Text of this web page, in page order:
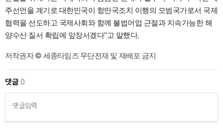
주선언을 계기로 대한민국이 항만국조치 이행의 모범국가로서 국제
협력을 선도하고 국제사회와 함께 불법어업 근절과 지속가능한 해
양수산 질서 확립에 앞장서겠다”고 말했다.
저작권자 © 세종타임즈 무단전재 및 재배포 금지
댓글0
댓글입력